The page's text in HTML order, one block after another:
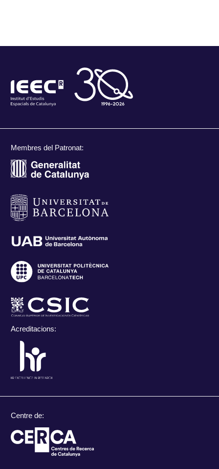
Membres del Patronat:
Acreditacions:
Centre de: